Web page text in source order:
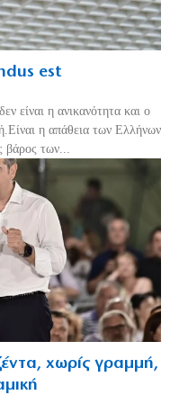
est
είναι η ανικανότητα και ο
η απάθεια των Ελλήνων
βάρος των...
χωρίς γραμμή,